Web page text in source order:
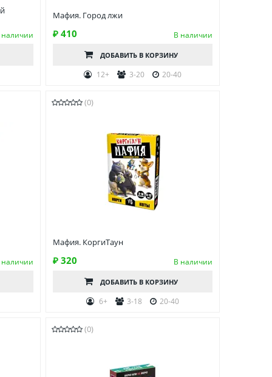
Мафия. Город лжи
₽ 410 В наличии
ДОБАВИТЬ В КОРЗИНУ
12+ 3-20 20-40
(0)
Мафия. КоргиТаун
₽ 320 В наличии
ДОБАВИТЬ В КОРЗИНУ
6+ 3-18 20-40
(0)